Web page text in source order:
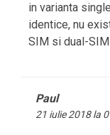
in varianta
identice, nu
SIM si dual-SIM
Paul
21 iulie 2018 la